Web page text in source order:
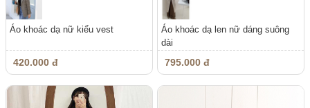
Áo khoác dạ nữ kiểu vest
420.000 đ
Áo khoác dạ len nữ dáng suông
dài
795.000 đ